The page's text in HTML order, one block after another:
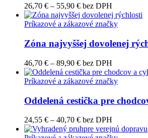
26,70 € – 55,90 €Price
range:
26,70 €
55,90 €
bez DPH
Príkazové a zákazové značky
Zóna najvyššej dovolenej
46,70 € – 89,90 €Price
range:
46,70 €
89,90 €
bez DPH
Príkazové a zákazové značky
Oddelená cestička pre
24,55 € – 40,70 €Price
range:
bez DPH